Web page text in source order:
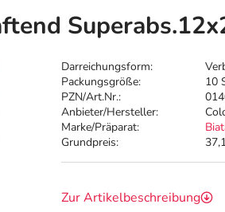
Darreichungsform:
Packungsgröße:
10
PZN/Art.Nr.:
Anbieter/Hersteller:
Marke/Präparat:
Grundpreis:
Zur Artikelbeschreibung